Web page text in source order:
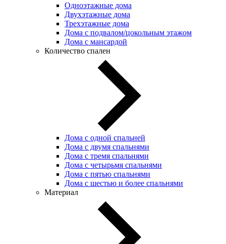
Одноэтажные дома
Двухэтажные дома
Трехэтажные дома
Дома с подвалом/цокольным этажом
Дома с мансардой
Количество спален
Дома с одной спальней
Дома с двумя спальнями
Дома с тремя спальнями
Дома с четырьмя спальнями
Дома с пятью спальнями
Дома с шестью и более спальнями
Материал